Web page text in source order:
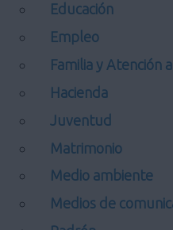
Educación
Empleo
Familia y Atención
Hacienda
Juventud
Matrimonio
Medio ambiente
Medios de